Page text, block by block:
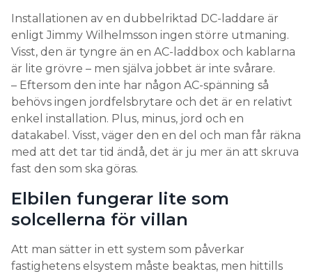
Installationen av en dubbelriktad DC-laddare är
enligt Jimmy Wilhelmsson ingen större utmaning.
Visst, den är tyngre än en AC-laddbox och kablarna
är lite grövre – men själva jobbet är inte svårare.
– Eftersom den inte har någon AC-spänning så
behövs ingen jordfelsbrytare och det är en relativt
enkel installation. Plus, minus, jord och en
datakabel. Visst, väger den en del och man får räkna
med att det tar tid ändå, det är ju mer än att skruva
fast den som ska göras.
Elbilen fungerar lite som
solcellerna för villan
Att man sätter in ett system som påverkar
fastighetens elsystem måste beaktas, men hittills